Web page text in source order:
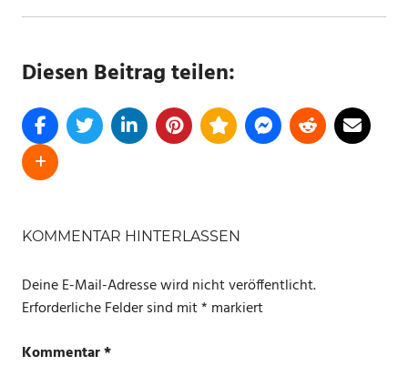
Diesen Beitrag teilen:
QI
KOMMENTAR HINTERLASSEN
Deine E-Mail-Adresse wird nicht veröffentlicht.
Erforderliche Felder sind mit* markiert
Kommentar*